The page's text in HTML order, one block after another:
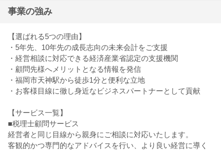
事業の強み
【選ばれる5つの理由】
・5年先、10年先の成長志向の未来会計をご支援
・経営相談に対応できる経済産業省認定の支援機関
・顧問先様へメリットとなる情報を発信
・福岡市天神駅から徒歩1分と便利な立地
・お客様目線に徹し身近なビジネスパートナーとして貢献
【サービス一覧】
■税理士顧問サービス
経営者と同じ目線から親身にご相談に対応いたします。
客観的かつ専門的なアドバイスを行い、より良い経営に導く